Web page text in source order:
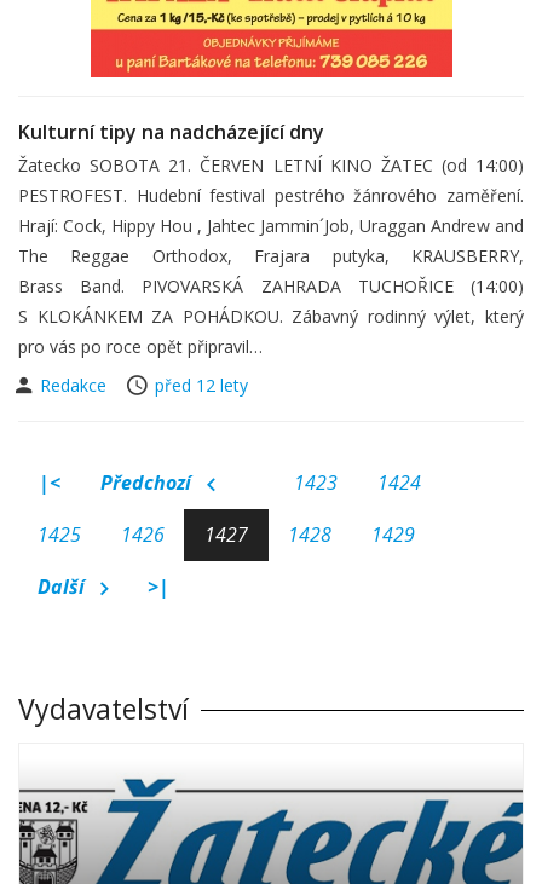
Kulturní tipy na nadcházející dny
Žatecko SOBOTA 21. ČERVEN LETNÍ KINO ŽATEC (od 14:00)
PESTROFEST. Hudební festival pestrého žánrového zaměření.
Hrají: Cock, Hippy Hou , Jahtec Jammin´Job, Uraggan Andrew and
The Reggae Orthodox, Frajara putyka, KRAUSBERRY,
Brass Band. PIVOVARSKÁ ZAHRADA TUCHOŘICE (14:00)
S KLOKÁNKEM ZA POHÁDKOU. Zábavný rodinný výlet, který
pro vás po roce opět připravil…
Redakce
před 12 lety
|< Předchozí 1423
1424
1425
1426 1427 1428
1429
Další
>|
Vydavatelství